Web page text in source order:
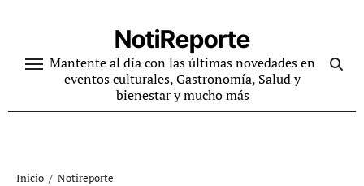
contenido
NotiReporte
Mantente al día con las últimas novedades en
eventos culturales, Gastronomía, Salud y
bienestar y mucho más
Inicio
Notireporte